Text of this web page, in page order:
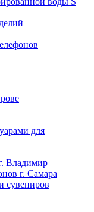
для
Владимир
г. Самара
сувениров